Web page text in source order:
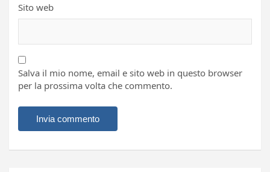
Sito web
Salva il mio nome, email e sito web in questo browser
per la prossima volta che commento.